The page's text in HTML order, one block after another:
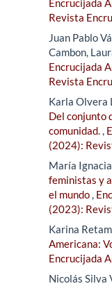
Encrucijada
Revista
Juan Pablo
Cambon,
Encrucijada
Revista
Karla Olvera
Del conjunto
comunidad.,
(2024):
María
feministas y
el mundo,
(2023):
Karina
Americana:
Encrucijada
Nicolás Silva